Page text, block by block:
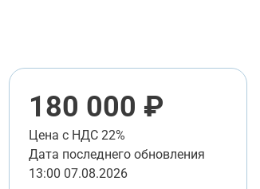
180 000 ₽
Цена с НДС 22%
Дата последнего обновления
13:00 07.08.2026